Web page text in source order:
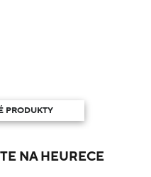
PRODUKTY
NA HEURECE